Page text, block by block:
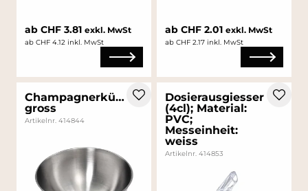
ab CHF 3.81 exkl. MwSt
ab CHF 4.12 inkl. MwSt
ab CHF 2.01 exkl. MwSt
ab CHF 2.17 inkl. MwSt
Champagnerkühler
gross
Artikelnr. 414844
Dosierausgiesser
(4cl); Material:
PVC;
Messeinheit:
weiss
Artikelnr. 414853